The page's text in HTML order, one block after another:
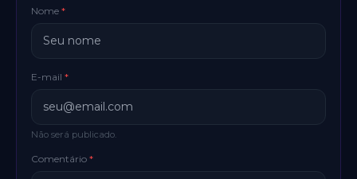
Nome *
E-mail *
Não será publicado.
Comentário *